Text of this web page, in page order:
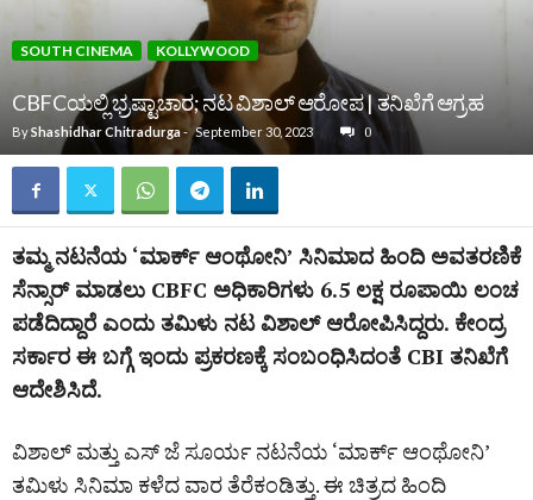
SOUTH CINEMA KOLLYWOOD
CBFCಯಲ್ಲಿ ಭ್ರಷ್ಟಾಚಾರ; ನಟ ವಿಶಾಲ್‌ ಆರೋಪ | ತನಿಖೆಗೆ ಆಗ್ರಹ
ByShashidhar Chitradurga- September 30, 2023 0
ತಮ್ಮ ನಟನೆಯ ‘ಮಾರ್ಕ್‌ ಆಂಥೋನಿ’ ಸಿನಿಮಾದ ಹಿಂದಿ ಅವತರಣಿಕೆ
ಸೆನ್ಸಾರ್‌ ಮಾಡಲು CBFC ಅಧಿಕಾರಿಗಳು 6.5 ಲಕ್ಷ ರೂಪಾಯಿ ಲಂಚ
ಪಡೆದಿದ್ದಾರೆ ಎಂದು ತಮಿಳು ನಟ ವಿಶಾಲ್‌ ಆರೋಪಿಸಿದ್ದರು. ಕೇಂದ್ರ
ಸರ್ಕಾರ ಈ ಬಗ್ಗೆ ಇಂದು ಪ್ರಕರಣಕ್ಕೆ ಸಂಬಂಧಿಸಿದಂತೆ CBI ತನಿಖೆಗೆ
ಆದೇಶಿಸಿದೆ.
ವಿಶಾಲ್‌ ಮತ್ತು ಎಸ್‌ ಜೆ ಸೂರ್ಯ ನಟನೆಯ ‘ಮಾರ್ಕ್‌ ಆಂಥೋನಿ’
ತಮಿಳು ಸಿನಿಮಾ ಕಳೆದ ವಾರ ತೆರೆಕಂಡಿತ್ತು. ಈ ಚಿತ್ರದ ಹಿಂದಿ